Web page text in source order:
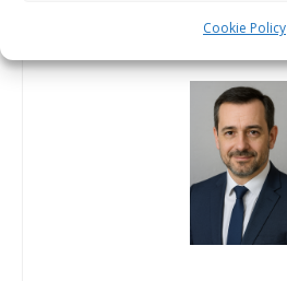
Cookie Policy
Διαβάστε περισσότερα